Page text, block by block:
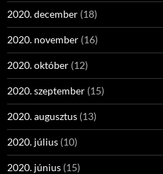
2020. december (18)
2020. november (16)
2020. október (12)
2020. szeptember (15)
2020. augusztus (13)
2020. július (10)
2020. június (15)